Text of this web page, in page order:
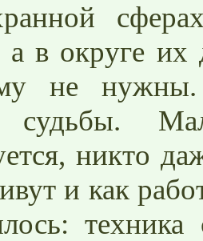
а в округе
не нужны.
судьбы.
никто
и как
техника